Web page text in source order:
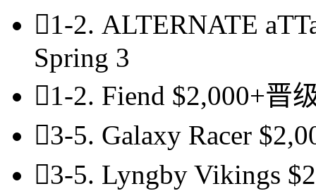
1-2. ALTERNATE
Spring 3
1-2. Fiend $2,000+晋
3-5. Galaxy Racer
3-5. Lyngby Vikings